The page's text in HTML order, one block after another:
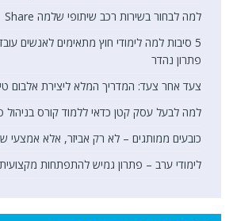
למה לבחור בשירות רכב שיתופי שלמה Share
5 סיבות למה לימודי חוץ מתאימים לאנשים
פתרון נהדר
צעד אחר צעד: המדריך המלא ליצירת אלבום
למה לבעל עסק קטן כדאי ללמוד קורס בניהול
כובעים ממותגים – לא רק אביזר, אלא אמצעי
לימודי ערב – פתרון גמיש להתפתחות